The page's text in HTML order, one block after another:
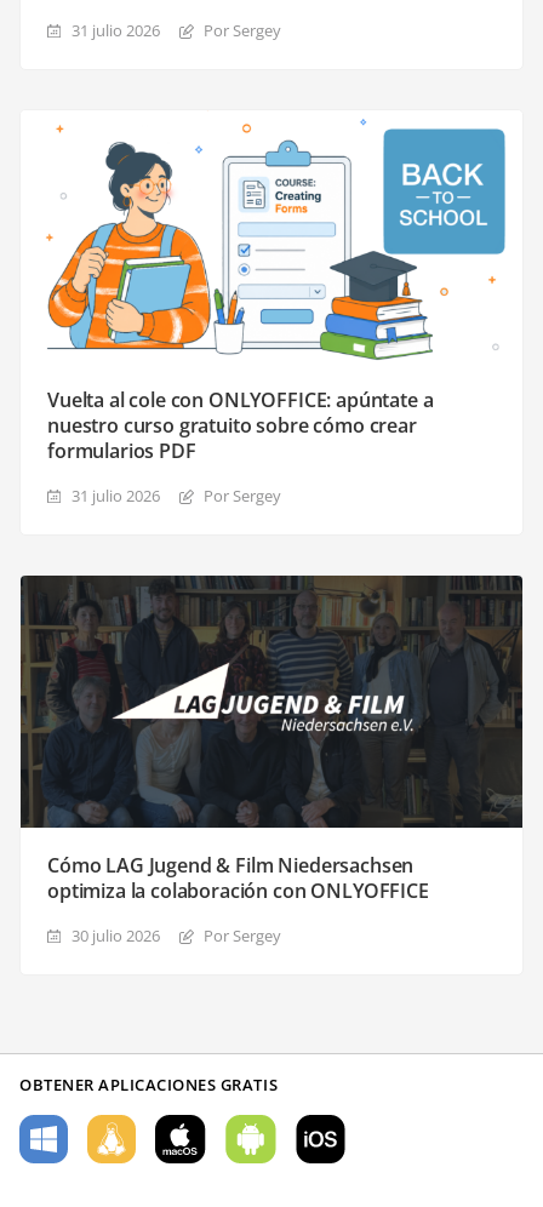
31 julio 2026 Por Sergey
Vuelta al cole con ONLYOFFICE: apúntate a
nuestro curso gratuito sobre cómo crear
formularios PDF
31 julio 2026 Por Sergey
Cómo LAG Jugend & Film Niedersachsen
optimiza la colaboración con ONLYOFFICE
30 julio 2026 Por Sergey
OBTENER APLICACIONES GRATIS